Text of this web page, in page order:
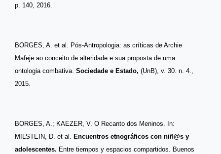
p. 140, 2016.
BORGES, A. et al. Pós-Antropologia: as críticas de Archie
Mafeje ao conceito de alteridade e sua proposta de uma
ontologia combativa. Sociedade e Estado, (UnB), v. 30. n. 4.,
2015.
BORGES, A.; KAEZER, V. O Recanto dos Meninos. In:
MILSTEIN, D. et al. Encuentros etnográficos con niñ@s y
adolescentes. Entre tiempos y espacios compartidos.
Buenos